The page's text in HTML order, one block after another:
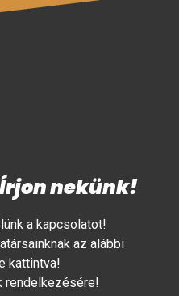
nekünk!
a kapcsolatot!
az alábbi
kattintva!
rendelkezésére!